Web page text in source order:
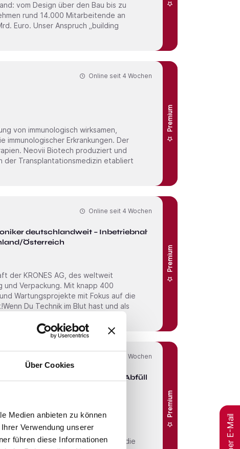
Über Cookies
Medien anbieten zu können
Verwendung unserer
führen diese Informationen
vom Design über den Bau bis zu
rund 14.000 Mitarbeitende an
Euro. Unser Anspruch „building
Premium
Online seit 4 Wochen
von immunologisch wirksamen,
Erkrankungen. Der
Neovii Biotech produziert und
der Transplantationsmedizin etabliert
deutschlandweit – Inbetriebnahme
Österreich
Premium
Online seit 4 Wochen
der KRONES AG, des weltweit
und Verpackung. Mit knapp 400
Wartungs­projekte mit Fokus auf die
SPS deutschlandweit – Abfüll- &
Premium
4 Wochen
der KRONES AG, des weltweit
Verpackung. Mit knapp 400
Wartungs­projekte mit Fokus auf die